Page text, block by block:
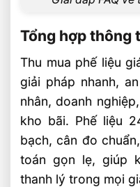
Tổng hợp thông
Thu mua phế liệu
giải pháp nhanh,
nhân, doanh
kho bãi. Phế liệu
bạch, cân đo
toán gọn lẹ, giúp
thanh lý trong mọi